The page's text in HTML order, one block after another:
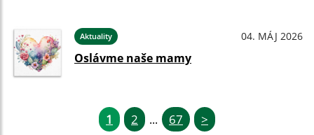
Aktuality 04. MÁJ 2026
Oslávme naše mamy
1 2 ... 67 >